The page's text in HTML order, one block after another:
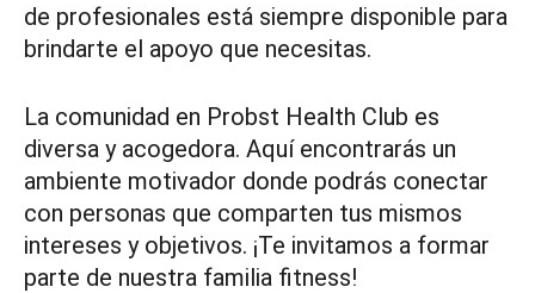
de profesionales está siempre disponible para
brindarte el apoyo que necesitas.
La comunidad en Probst Health Club es
diversa y acogedora. Aquí encontrarás un
ambiente motivador donde podrás conectar
con personas que comparten tus mismos
intereses y objetivos. ¡Te invitamos a formar
parte de nuestra familia fitness!